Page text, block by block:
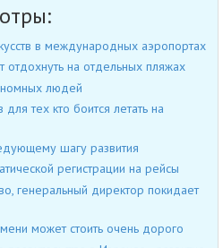
в международных аэропортах
на отдельных пляжах
людей
тех кто боится летать на
шагу развития
регистрации на рейсы
генеральный директор покидает
может стоить очень дорого